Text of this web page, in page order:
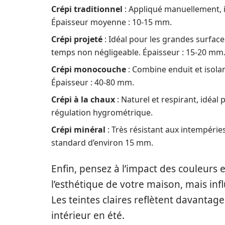
Crépi traditionnel : Appliqué
Épaisseur moyenne : 10-15 mm.
Crépi projeté : Idéal pour les grandes
temps non négligeable. Épaisseur : 15-20 mm.
Crépi monocouche : Combine enduit et
Épaisseur : 40-80 mm.
Crépi à la chaux : Naturel et respirant, idéal
régulation hygrométrique.
Crépi minéral : Très résistant aux
standard d’environ 15 mm.
Enfin, pensez à l’impact des
l’esthétique de votre maison, mais
Les teintes claires reflètent
intérieur en été.